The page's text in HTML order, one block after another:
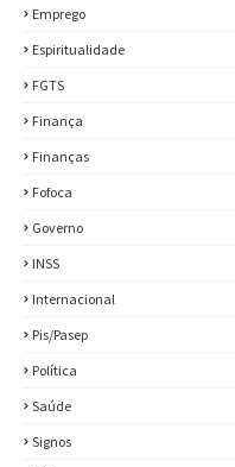
Emprego
Espiritualidade
FGTS
Finança
Finanças
Fofoca
Governo
INSS
Internacional
Pis/Pasep
Política
Saúde
Signos